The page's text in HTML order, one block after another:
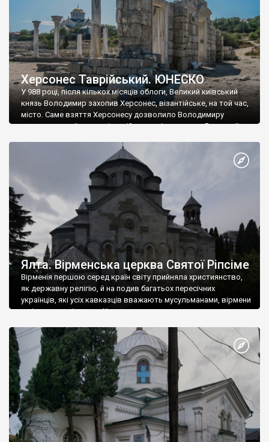
Херсонес Таврійський. ЮНЕСКО
У 988 році, після кількох місяців облоги, Великий київський
князь Володимир захопив Херсонес, візантійське, на той час,
місто. Саме взяття Херсонесу дозволило Володимиру
диктувати свої умови візантійському імператору Василю ІІ, та
Херсонесі Володимир-язичник, став Василем-християнином.
А потім було Хрещення Русі. На честь Херсонесу Таврійського
Ялта. Вірменська церква Святої Ріпсіме
Вірменія першою серед країн світу прийняла християнство,
як державну релігію, й на подив багатьох пересічних
українців, які усіх кавказців вважають мусульманами, вірмени
є відданими вірянами Христа